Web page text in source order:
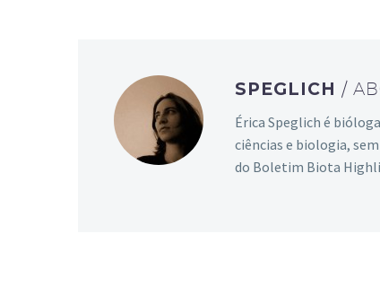
SPEGLICH /
Érica Speglich é
ciências e biologia,
do Boletim Biota